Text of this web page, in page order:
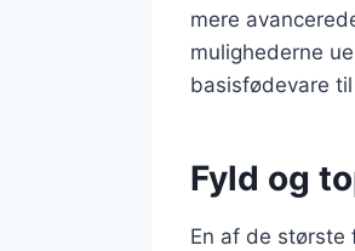
mere
mulighederne
basisfødevare
Fyld og
En af de